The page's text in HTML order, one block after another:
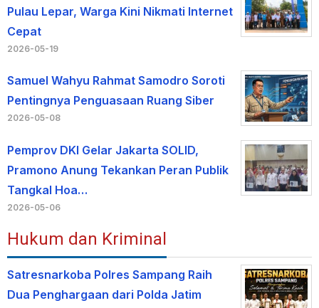
Pulau Lepar, Warga Kini Nikmati Internet
Cepat
2026-05-19
Samuel Wahyu Rahmat Samodro Soroti
Pentingnya Penguasaan Ruang Siber
2026-05-08
Pemprov DKI Gelar Jakarta SOLID,
Pramono Anung Tekankan Peran Publik
Tangkal Hoa…
2026-05-06
Hukum dan Kriminal
Satresnarkoba Polres Sampang Raih
Dua Penghargaan dari Polda Jatim